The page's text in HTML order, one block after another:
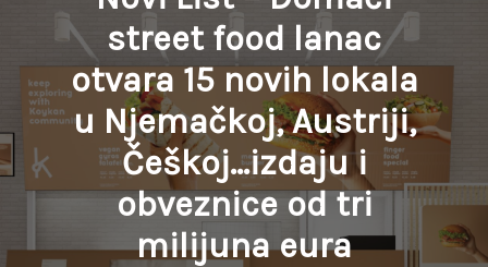
street food lanac
otvara 15 novih lokala
u Njemačkoj, Austriji,
Češkoj…izdaju i
obveznice od tri
milijuna eura